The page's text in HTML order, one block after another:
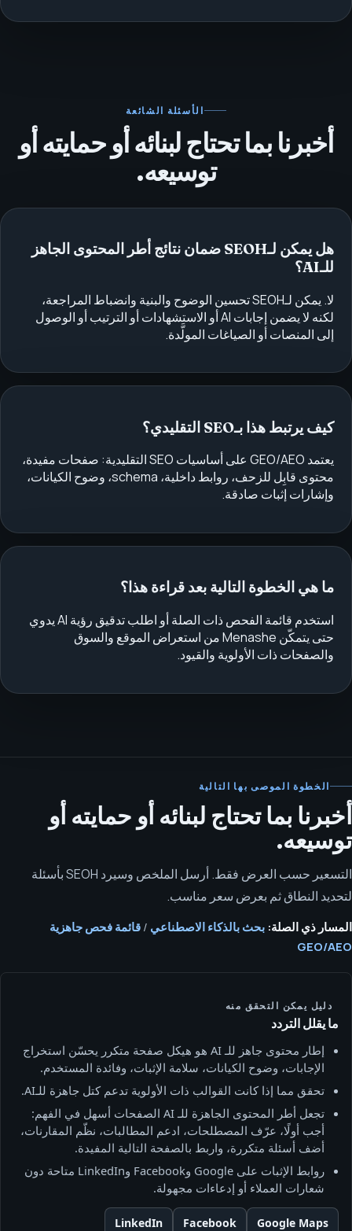
الأسئلة الشائعة
أخبرنا بما تحتاج لبنائه أو حمايته أو
توسيعه.
هل يمكن لـSEOH ضمان نتائج أطر المحتوى الجاهز
للـAI؟
لا. يمكن لـSEOH تحسين الوضوح والبنية وانضباط المراجعة،
لكنه لا يضمن إجابات AI أو الاستشهادات أو الترتيب أو الوصول
إلى المنصات أو الصياغات المولَّدة.
كيف يرتبط هذا بـSEO التقليدي؟
يعتمد GEO/AEO على أساسيات SEO التقليدية: صفحات مفيدة،
محتوى قابِل للزحف، روابط داخلية، schema، وضوح الكيانات،
وإشارات إثبات صادقة.
ما هي الخطوة التالية بعد قراءة هذا؟
استخدم قائمة الفحص ذات الصلة أو اطلب تدقيق رؤية AI يدوي
حتى يتمكّن Menashe من استعراض الموقع والسوق
والصفحات ذات الأولوية والقيود.
الخطوة الموصى بها التالية
أخبرنا بما تحتاج لبنائه أو حمايته أو
توسيعه.
التسعير حسب العرض فقط. أرسل الملخص وسيرد SEOH بأسئلة
لتحديد النطاق ثم بعرض سعر مناسب.
المسار ذي الصلة: بحث بالذكاء الاصطناعي / قائمة فحص جاهزية
GEO/AEO
دليل يمكن التحقق منه
ما يقلل التردد
إطار محتوى جاهز للـ AI هو هيكل صفحة متكرر يحسّن استخراج
الإجابات، وضوح الكيانات، سلامة الإثبات، وفائدة المستخدم.
تحقق مما إذا كانت القوالب ذات الأولوية تدعم كتل جاهزة للـAI.
تجعل أطر المحتوى الجاهزة للـ AI الصفحات أسهل في الفهم:
أجب أولًا، عرّف المصطلحات، ادعم المطالبات، نظّم المقارنات،
أضف أسئلة متكررة، واربط بالصفحة التالية المفيدة.
روابط الإثبات على Google وFacebook وLinkedIn متاحة دون
شعارات العملاء أو إدعاءات مجهولة.
Google Maps
Facebook
LinkedIn